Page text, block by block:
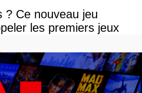
? Ce nouveau jeu
les premiers jeux